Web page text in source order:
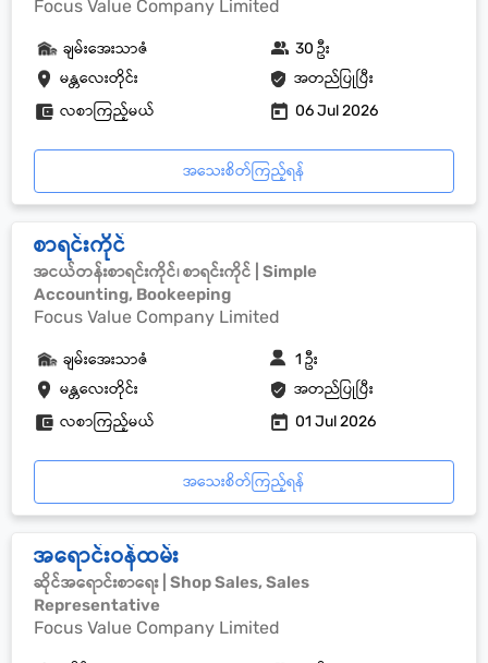
Focus Value Company Limited
မန္တလေးတိုင်း အတည်ပြုပြီး
ချမ်းအေးသာဇံ 30 ဦး
လစာကြည့်မယ် 06 Jul 2026
အသေးစိတ်ကြည့်ရန်
စာရင်းကိုင်
အငယ်တန်းစာရင်းကိုင်၊ စာရင်းကိုင် | Simple
Accounting, Bookeeping
Focus Value Company Limited
မန္တလေးတိုင်း အတည်ပြုပြီး
ချမ်းအေးသာဇံ 1 ဦး
လစာကြည့်မယ် 01 Jul 2026
အသေးစိတ်ကြည့်ရန်
အရောင်းဝန်ထမ်း
ဆိုင်အရောင်းစာရေး | Shop Sales, Sales
Representative
Focus Value Company Limited